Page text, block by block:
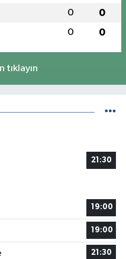
0 0
0 0
tıklayın
21:30
19:00
19:00
21:30